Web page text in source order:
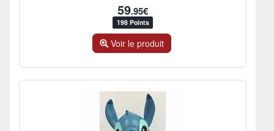
59.95€
198 Points
Voir le produit